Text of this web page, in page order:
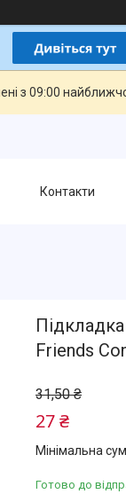
з 09:00
Контакти
Friends
31,50 ₴
27 ₴
Мінімальна
Готово до